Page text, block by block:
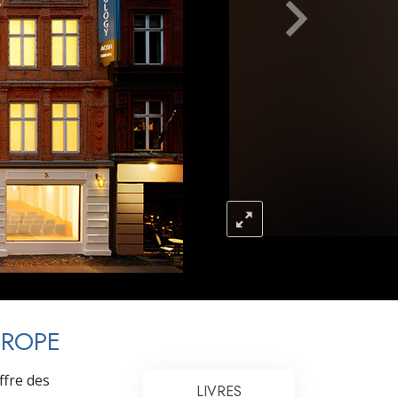
L’échelle des tons émotionnels
Réponses aux drogues
Les enfants
Des outils pour le monde du travail
L’éthique et les conditions
La raison de l’oppression
Les investigations
Les fondements de l’organisation
des
LIVRES